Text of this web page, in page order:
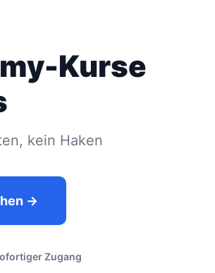
Kurse
kein Haken
→
Zugang